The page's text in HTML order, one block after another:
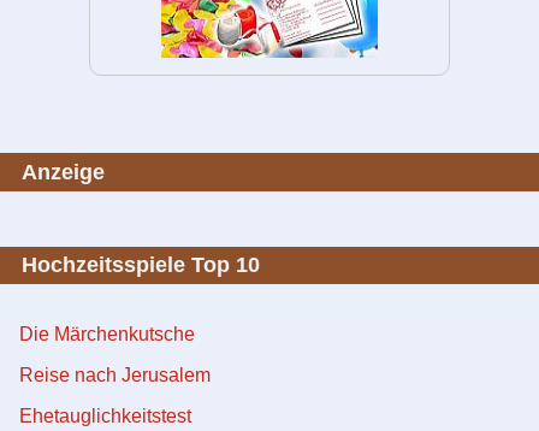
Anzeige
Hochzeitsspiele Top 10
Die Märchenkutsche
Reise nach Jerusalem
Ehetauglichkeitstest